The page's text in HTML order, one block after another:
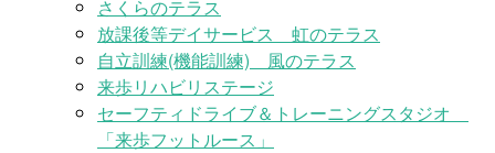
さくらのテラス
放課後等デイサービス 虹のテラス
自立訓練(機能訓練) 風のテラス
来歩リハビリステージ
セーフティドライブ＆トレーニングスタジオ
「来歩フットルース」